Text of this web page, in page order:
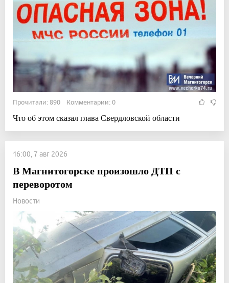
Прочитали: 890 Комментарии: 0
Что об этом сказал глава Свердловской области
16:00, 7 авг 2026
В Магнитогорске произошло ДТП с
переворотом
Новости